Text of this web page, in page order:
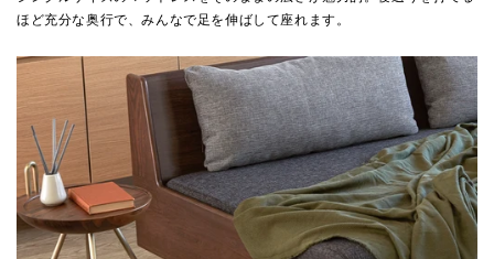
ほど充分な奥行で、みんなで足を伸ばして座れます。